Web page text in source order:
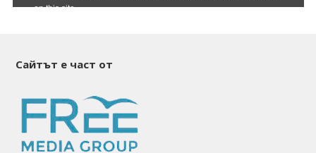
Сайтът е част от